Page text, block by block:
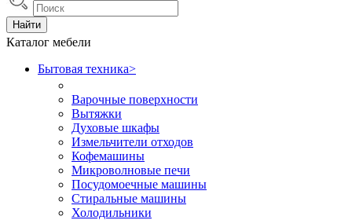
Найти
Каталог мебели
Бытовая техника>
Варочные поверхности
Вытяжки
Духовые шкафы
Измельчители отходов
Кофемашины
Микроволновые печи
Посудомоечные машины
Стиральные машины
Холодильники